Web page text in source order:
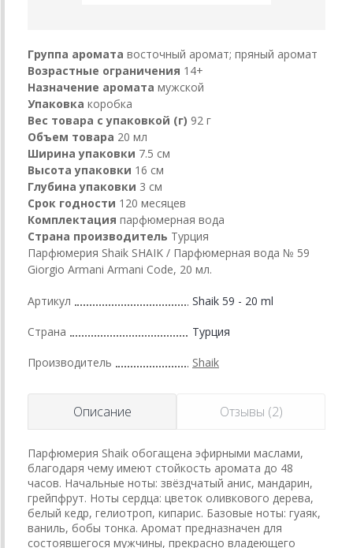
Группа аромата восточный аромат; пряный аромат
Возрастные ограничения 14+
Назначение аромата мужской
Упаковка коробка
Вес товара с упаковкой (г) 92 г
Объем товара 20 мл
Ширина упаковки 7.5 см
Высота упаковки 16 см
Глубина упаковки 3 см
Срок годности 120 месяцев
Комплектация парфюмерная вода
Страна производитель Турция
Парфюмерия Shaik SHAIK / Парфюмерная вода № 59
Giorgio Armani Armani Code, 20 мл.
Артикул Shaik 59 - 20 ml
Страна Турция
Производитель Shaik
Описание Отзывы (2)
Парфюмерия Shaik обогащена эфирными маслами,
благодаря чему имеют стойкость аромата до 48
часов. Начальные ноты: звёздчатый анис, мандарин,
грейпфрут. Ноты сердца: цветок оливкового дерева,
белый кедр, гелиотроп, кипарис. Базовые ноты: гуаяк,
ваниль, бобы тонка. Аромат предназначен для
состоявшегося мужчины, прекрасно владеющего